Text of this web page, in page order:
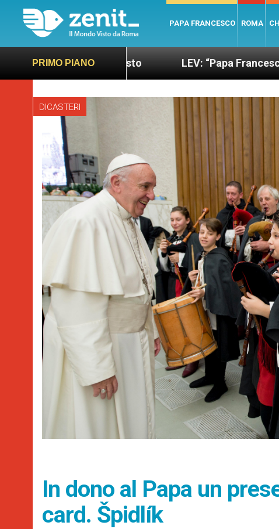
PAPA FRANCESCO ROMA
PRIMO PIANO
e giusto LEV: “Papa Francesco. Un uomo
DICASTERI
In dono al Papa un
card. Špidlík